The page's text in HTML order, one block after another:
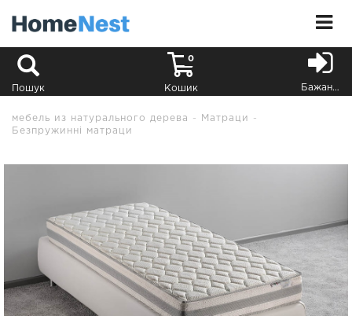
Пошук
0
Кошик Бажання
мебель из натурального дерева
Матраци
Безпружинні матраци